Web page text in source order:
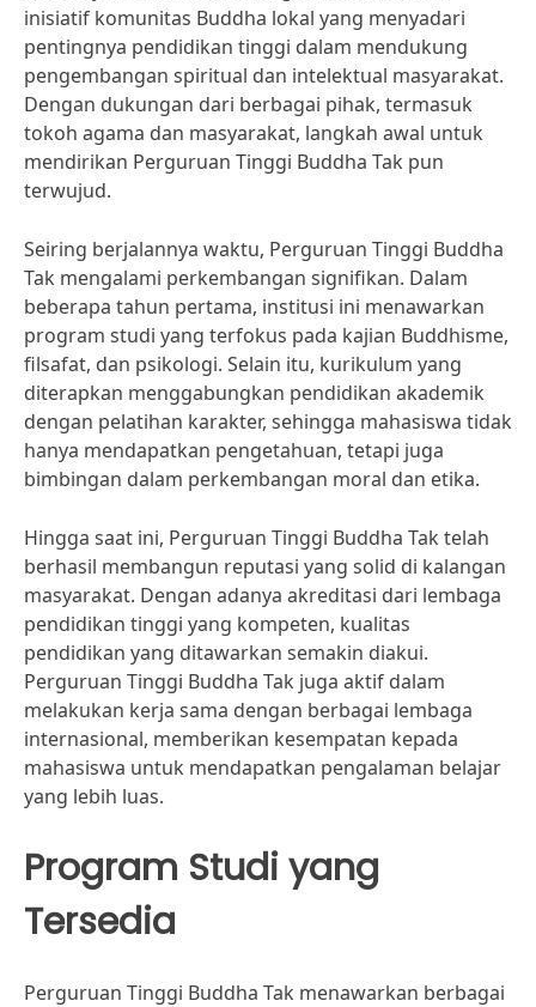
inisiatif komunitas Buddha lokal yang menyadari
pentingnya pendidikan tinggi dalam mendukung
pengembangan spiritual dan intelektual masyarakat.
Dengan dukungan dari berbagai pihak, termasuk
tokoh agama dan masyarakat, langkah awal untuk
mendirikan Perguruan Tinggi Buddha Tak pun
terwujud.
Seiring berjalannya waktu, Perguruan Tinggi Buddha
Tak mengalami perkembangan signifikan. Dalam
beberapa tahun pertama, institusi ini menawarkan
program studi yang terfokus pada kajian Buddhisme,
filsafat, dan psikologi. Selain itu, kurikulum yang
diterapkan menggabungkan pendidikan akademik
dengan pelatihan karakter, sehingga mahasiswa tidak
hanya mendapatkan pengetahuan, tetapi juga
bimbingan dalam perkembangan moral dan etika.
Hingga saat ini, Perguruan Tinggi Buddha Tak telah
berhasil membangun reputasi yang solid di kalangan
masyarakat. Dengan adanya akreditasi dari lembaga
pendidikan tinggi yang kompeten, kualitas
pendidikan yang ditawarkan semakin diakui.
Perguruan Tinggi Buddha Tak juga aktif dalam
melakukan kerja sama dengan berbagai lembaga
internasional, memberikan kesempatan kepada
mahasiswa untuk mendapatkan pengalaman belajar
yang lebih luas.
Program Studi yang
Tersedia
Perguruan Tinggi Buddha Tak menawarkan berbagai